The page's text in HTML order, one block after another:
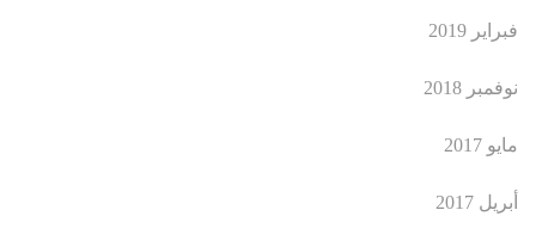
فبراير 2019
نوفمبر 2018
مايو 2017
أبريل 2017